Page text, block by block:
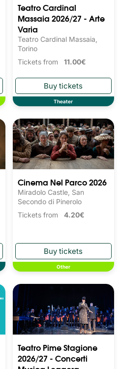
Teatro Cardinal
Massaia 2026/27 - Arte
Varia
Teatro Cardinal Massaia,
Torino
Tickets from 11.00€
Theater
Cinema Nel Parco 2026
Miradolo Castle, San
Secondo di Pinerolo
Tickets from 4.20€
Other
Teatro Pime Stagione
2026/27 - Concerti